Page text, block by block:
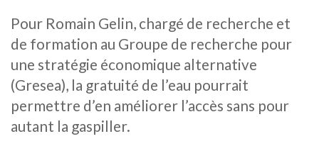
Pour Romain Gelin, chargé de recherche et
de formation au Groupe de recherche pour
une stratégie économique alternative
(Gresea), la gratuité de l’eau pourrait
permettre d’en améliorer l’accès sans pour
autant la gaspiller.